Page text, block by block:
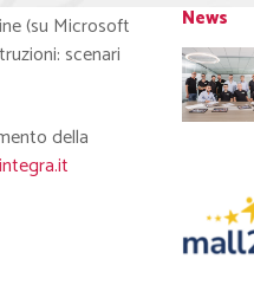
(su Microsoft
scenari
della
News